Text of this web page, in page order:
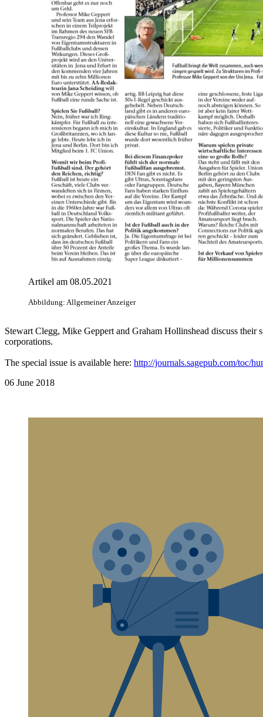
Artikel am 08.05.2021
Abbildung: Allgemeiner Anzeiger
Stewart Clegg, Mike Geppert and Graham Hollinshead discuss
corporations.
The special issue is available here: http://journals.sagepub.com/toc/
06 June 2018